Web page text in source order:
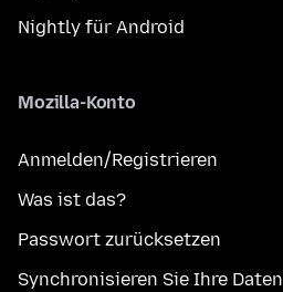
Nightly für Android
Mozilla-Konto
Anmelden/Registrieren
Was ist das?
Passwort zurücksetzen
Synchronisieren Sie Ihre Daten